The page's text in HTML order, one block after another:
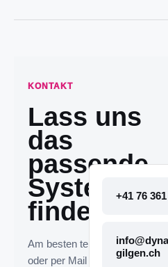
KONTAKT
Lass uns
das
passende
System
finden.
Am besten telefonisch
oder per Mail melden. Die
+41 76
gilgen.ch